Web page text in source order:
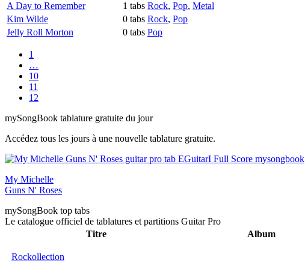
A Day to Remember
1 tabs Rock, Pop, Metal
Kim Wilde
0 tabs Rock, Pop
Jelly Roll Morton
0 tabs Pop
1
…
10
11
12
mySongBook tablature gratuite du jour
Accédez tous les jours à une nouvelle tablature gratuite.
My Michelle
Guns N' Roses
mySongBook top tabs
Le catalogue officiel de tablatures et partitions Guitar Pro
Titre
Album
Rockollection